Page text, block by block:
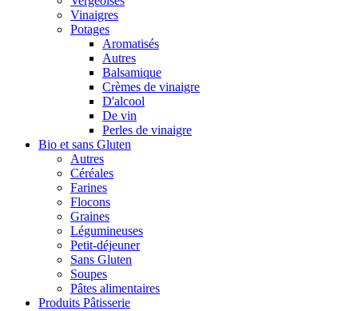
Vinaigres
Potages
Aromatisés
Autres
Balsamique
Crèmes de vinaigre
D'alcool
De vin
Perles de vinaigre
Bio et sans Gluten
Autres
Céréales
Farines
Flocons
Graines
Légumineuses
Petit-déjeuner
Sans Gluten
Soupes
Pâtes alimentaires
Produits Pâtisserie